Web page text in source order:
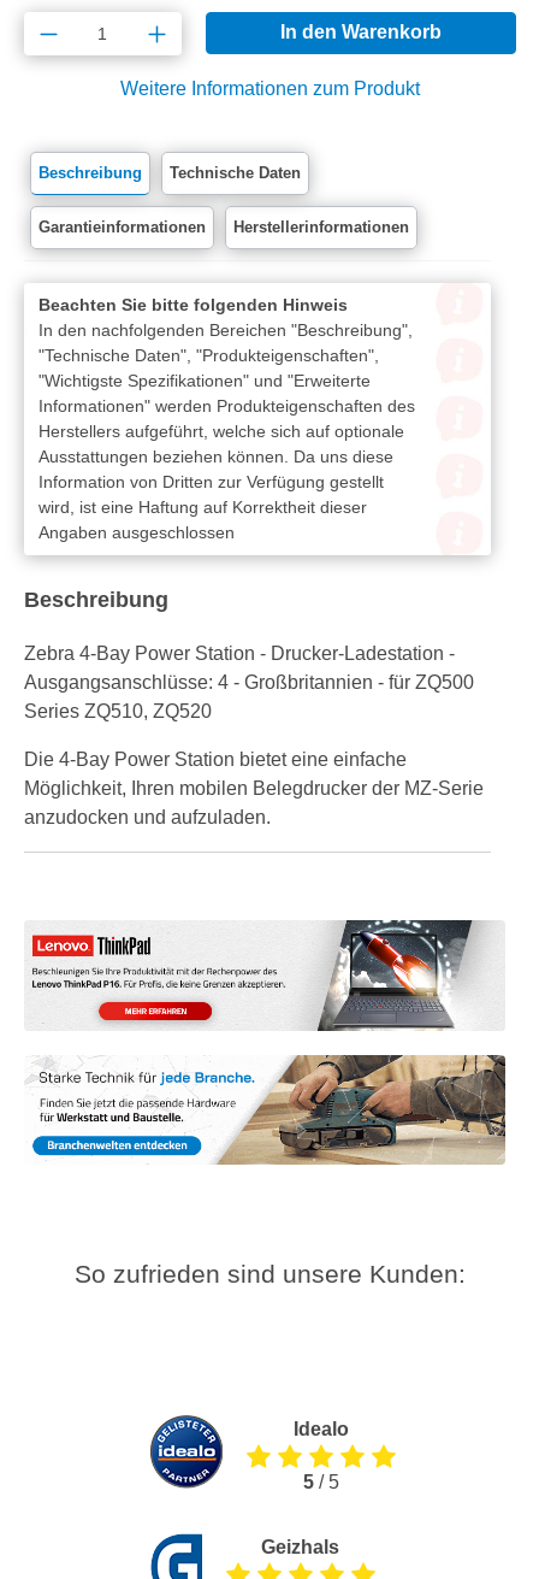
Produkt Anzahl: Gib den gewünschten
In den Warenkorb
Weitere Informationen zum Produkt
Beschreibung Technische Daten
Garantieinformationen Herstellerinformationen
Beachten Sie bitte folgenden Hinweis
In den nachfolgenden Bereichen "Beschreibung",
"Technische Daten", "Produkteigenschaften",
"Wichtigste Spezifikationen" und "Erweiterte
Informationen" werden Produkteigenschaften des
Herstellers aufgeführt, welche sich auf optionale
Ausstattungen beziehen können. Da uns diese
Information von Dritten zur Verfügung gestellt
wird, ist eine Haftung auf Korrektheit dieser
Angaben ausgeschlossen
Beschreibung
Zebra 4-Bay Power Station - Drucker-Ladestation -
Ausgangsanschlüsse: 4 - Großbritannien - für ZQ500
Series ZQ510, ZQ520
Die 4-Bay Power Station bietet eine einfache
Möglichkeit, Ihren mobilen Belegdrucker der MZ-Serie
anzudocken und aufzuladen.
So zufrieden sind unsere Kunden:
Idealo
5/ 5
Geizhals